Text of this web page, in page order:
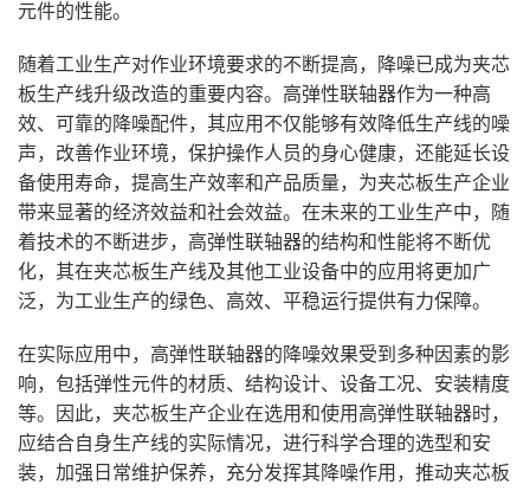
元件的性能。
随着工业生产对作业环境要求的不断提高，降噪已成为夹芯
板生产线升级改造的重要内容。高弹性联轴器作为一种高
效、可靠的降噪配件，其应用不仅能够有效降低生产线的噪
声，改善作业环境，保护操作人员的身心健康，还能延长设
备使用寿命，提高生产效率和产品质量，为夹芯板生产企业
带来显著的经济效益和社会效益。在未来的工业生产中，随
着技术的不断进步，高弹性联轴器的结构和性能将不断优
化，其在夹芯板生产线及其他工业设备中的应用将更加广
泛，为工业生产的绿色、高效、平稳运行提供有力保障。
在实际应用中，高弹性联轴器的降噪效果受到多种因素的影
响，包括弹性元件的材质、结构设计、设备工况、安装精度
等。因此，夹芯板生产企业在选用和使用高弹性联轴器时，
应结合自身生产线的实际情况，进行科学合理的选型和安
装，加强日常维护保养，充分发挥其降噪作用，推动夹芯板